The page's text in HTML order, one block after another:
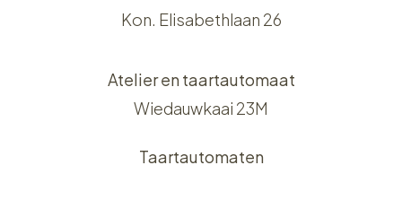
Kon. Elisabethlaan 26
Atelier en taartautomaat
Wiedauwkaai 23M
Taartautomaten